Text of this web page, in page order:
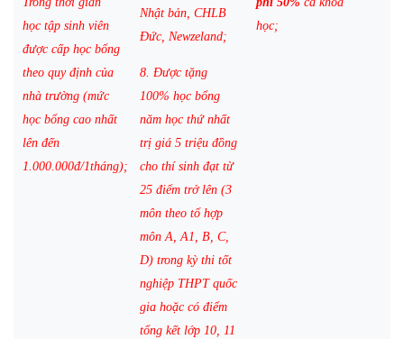
học tập sinh viên
được cấp học bổng
theo quy định của
nhà trường (mức
học bổng cao nhất
lên đến
1.000.000đ/1tháng);
Nhật bản, CHLB
Đức, Newzeland;
8. Được tặng
100% học bổng
năm học thứ nhất
trị giá 5 triệu đồng
cho thí sinh đạt từ
25 điểm trở lên (3
môn theo tổ hợp
môn A, A1, B, C,
D) trong kỳ thi tốt
nghiệp THPT quốc
giahoặccó điểm
tổng kết lớp 10, 11
học;